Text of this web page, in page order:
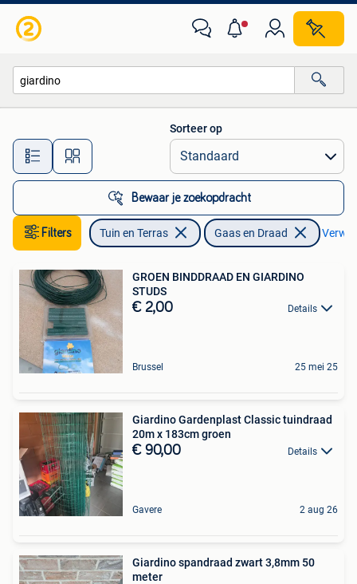
Alle afstanden…
Sorteer op
Bewaar je zoekopdracht
Filters Tuin en Terras Gaas en Draad
GROEN BINDDRAAD EN GIARDINO
STUDS
€ 2,00 Details
Brussel 25 mei 25
Giardino Gardenplast Classic tuindraad
20m x 183cm groen
€ 90,00 Details
Gavere 2 aug 26
Giardino spandraad zwart 3,8mm 50
meter